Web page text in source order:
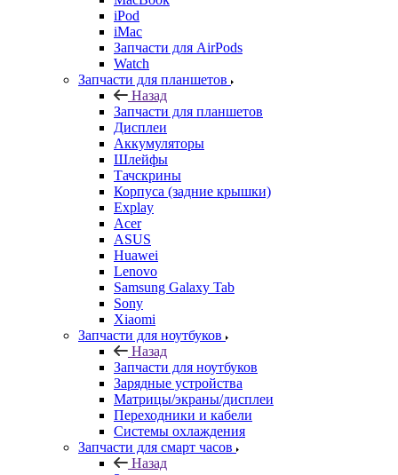
Запчасти для планшетов
Дисплеи
Аккумуляторы
Шлейфы
Тачскрины
Корпуса (задние крышки)
Explay
Acer
ASUS
Huawei
Lenovo
Samsung Galaxy Tab
Sony
Xiaomi
Запчасти для ноутбуков
Назад
Запчасти для ноутбуков
Зарядные устройства
Матрицы/экраны/дисплеи
Переходники и кабели
Системы охлаждения
Запчасти для смарт часов
Назад
Запчасти для смарт часов
Asus
Samsung
Аксессуары
Назад
Аксессуары
Apple